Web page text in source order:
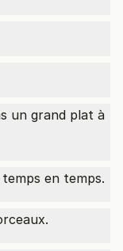
un grand plat à
en temps.